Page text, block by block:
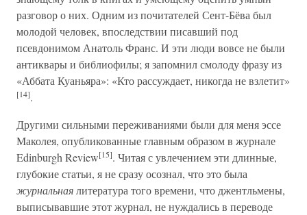
разговор о них. Одним из почитателей Сент-Бёва был
молодой человек, впоследствии писавший под
псевдонимом Анатоль Франс. И эти люди вовсе не были
антиквары и библиофилы; я запомнил смолоду фразу из
«Аббата Куаньяра»: «Кто рассуждает, никогда не взлетит»
[14].
Другими сильными переживаниями были для меня эссе
Маколея, опубликованные главным образом в журнале
Edinburgh Review[15]. Читая с увлечением эти длинные,
глубокие статьи, я не сразу осознал, что это была
журнальнаялитература того времени, что джентльмены,
выписывавшие этот журнал, не нуждались в переводе